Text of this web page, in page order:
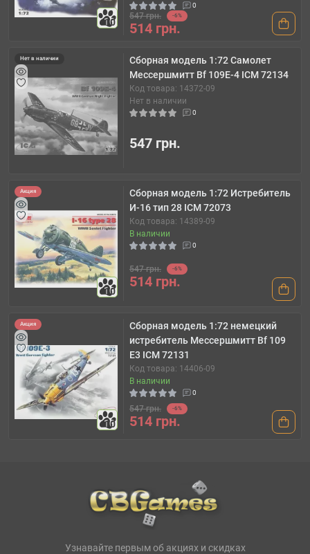
10
0
547 грн. -6%
514 грн.
Нет в наличии
Сборная модель 1:72 Самолет
Мессершмитт Bf 109E-4 ICM 72134
Код товара: 14372-09
Нет в наличии
0
547 грн.
Акция
10
Сборная модель 1:72 Истребитель
И-16 тип 28 ICM 72073
Код товара: 14389-09
В наличии
0
547 грн. -6%
514 грн.
Акция
10
Сборная модель 1:72 немецкий
истребитель Мессершмитт Bf 109
E3 ICM 72131
Код товара: 14406-09
В наличии
0
547 грн. -6%
514 грн.
Узнавайте первым об акциях и скидках